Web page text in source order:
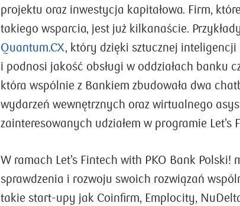
projektu oraz inwestycja kapitałowa. Firm,
takiego wsparcia, jest już kilkanaście.
Quantum.CX, który dzięki sztucznej
i podnosi jakość obsługi w oddziałach banku
która wspólnie z Bankiem zbudowała dwa
wydarzeń wewnętrznych oraz wirtualnego
zainteresowanych udziałem w programie Let’s
W ramach Let’s Fintech with PKO Bank Polski!
sprawdzenia i rozwoju swoich rozwiązań
takie start-upy jak Coinfirm, Emplocity,